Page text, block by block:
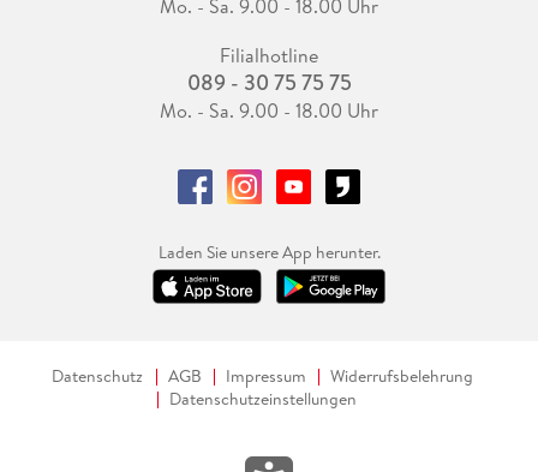
Mo. - Sa. 9.00 - 18.00 Uhr
Filialhotline
089 - 30 75 75 75
Mo. - Sa. 9.00 - 18.00 Uhr
Laden Sie unsere App herunter.
Datenschutz AGB Impressum
Widerrufsbelehrung
Datenschutzeinstellungen